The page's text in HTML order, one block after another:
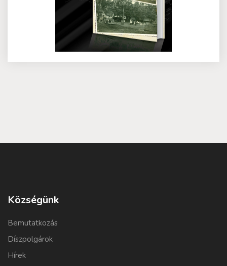
Községünk
Bemutatkozás
Díszpolgárok
Hírek